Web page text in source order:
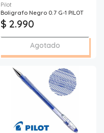
Pilot
Boligrafo Negro 0.7 G-1 PILOT
$ 2.990
Agotado